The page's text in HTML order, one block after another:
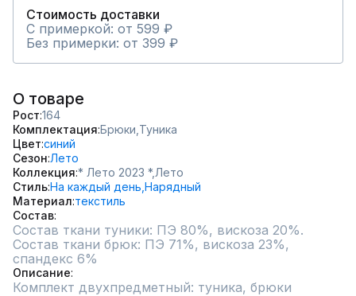
Стоимость доставки
С примеркой: от 599 ₽
Без примерки: от 399 ₽
О товаре
Рост 164
Комплектация Брюки, Туника
Цвет синий
Сезон Лето
Коллекция * Лето 2023 *, Лето
СтильНа каждый день, Нарядный
Материал текстиль
Состав
Состав ткани туники: ПЭ 80%, вискоза 20%.
Состав ткани брюк: ПЭ 71%, вискоза 23%,
спандекс 6%
Описание
Комплект двухпредметный: туника, брюки